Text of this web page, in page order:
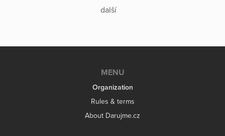
další
MENU
Organization
Rules & terms
About Darujme.cz